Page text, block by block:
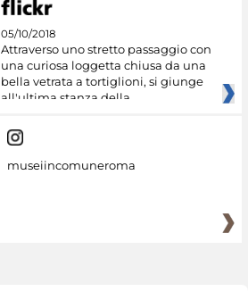
05/10/2018
Attraverso uno stretto passaggio con
una curiosa loggetta chiusa da una
bella vetrata a tortiglioni, si giunge
all'ultima stanza della
museiincomuneroma